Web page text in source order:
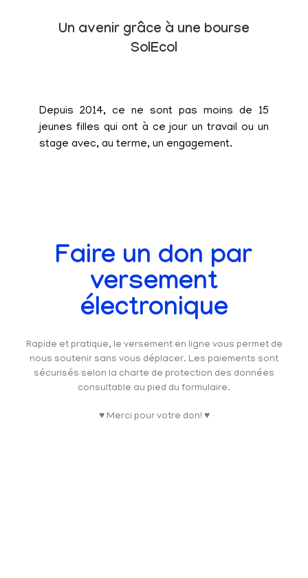
Un avenir grâce à une bourse
SolEcol
Depuis 2014, ce ne sont pas moins de 15
jeunes filles qui ont à ce jour un travail ou un
stage avec, au terme, un engagement.
Faire un don par
versement
électronique
Rapide et pratique, le versement en ligne vous permet de
nous soutenir sans vous déplacer. Les paiements sont
sécurisés selon la charte de protection des données
consultable au pied du formulaire.
♥ Merci pour votre don! ♥